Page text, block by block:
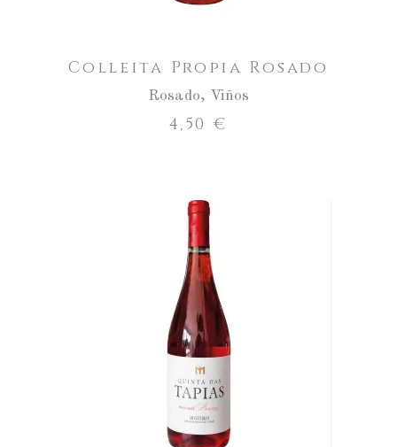
Rosado
Colleita Propia Rosado
Rosado, Viños
4,50 €
Aumentar
a
cantidade
de
Quinta
das
ENGADIR AO CARRO